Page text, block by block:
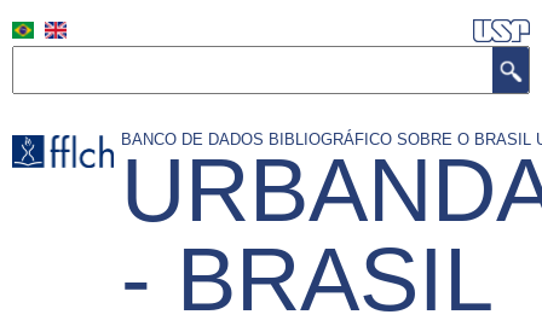
para
principal
BANCO DE DADOS BIBLIOGRÁFICO SOBRE O
- BRASIL